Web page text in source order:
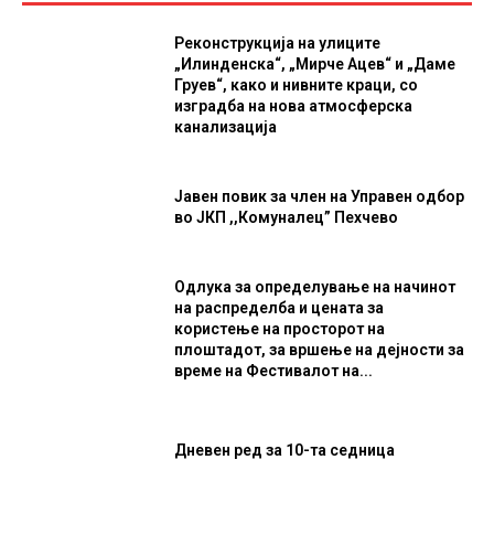
Реконструкција на улиците
„Илинденска“, „Мирче Ацев“ и „Даме
Груев“, како и нивните краци, со
изградба на нова атмосферска
канализација
Јавен повик за член на Управен одбор
во ЈКП ,,Комуналец” Пехчево
Одлука за определување на начинот
на распределба и цената за
користење на просторот на
плоштадот, за вршење на дејности за
време на Фестивалот на...
Дневен ред за 10-та седница